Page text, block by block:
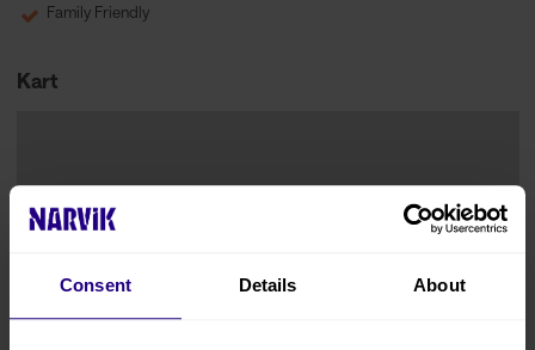
Consent Details About
Family Friendly
Kart